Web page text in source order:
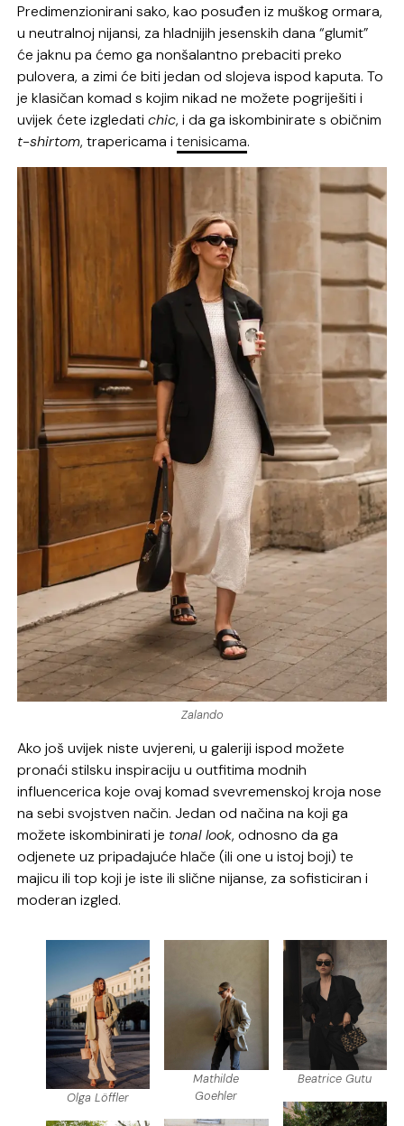
Predimenzionirani sako, kao posuđen iz muškog ormara,
u neutralnoj nijansi, za hladnijih jesenskih dana “glumit”
će jaknu pa ćemo ga nonšalantno prebaciti preko
pulovera, a zimi će biti jedan od slojeva ispod kaputa. To
je klasičan komad s kojim nikad ne možete pogriješiti i
uvijek ćete izgledatichic, i da ga iskombinirate s običnim
t-shirtom, trapericama itenisicama.
Zalando
Ako još uvijek niste uvjereni, u galeriji ispod možete
pronaći stilsku inspiraciju u outfitima modnih
influencerica koje ovaj komad svevremenskoj kroja nose
na sebi svojstven način. Jedan od načina na koji ga
možete iskombinirati je tonal look, odnosno da ga
odjenete uz pripadajuće hlače (ili one u istoj boji) te
majicu ili top koji je iste ili slične nijanse, za sofisticiran i
moderan izgled.
Olga Löffler
Mathilde
Goehler
Beatrice Gutu